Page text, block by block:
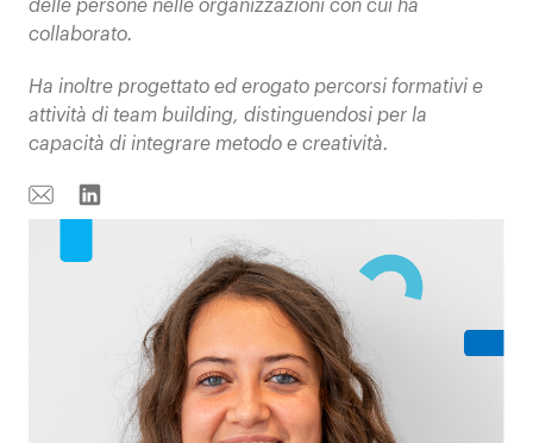
delle persone nelle organizzazioni con cui ha
collaborato.
Ha inoltre progettato ed erogato percorsi formativi e
attività di team building, distinguendosi per la
capacità di integrare metodo e creatività.
EmailLinkedin